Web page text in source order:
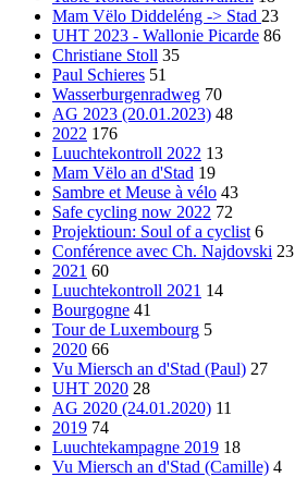
Mam Vëlo Diddeléng -> Stad 23
UHT 2023 - Wallonie Picarde 86
Christiane Stoll 35
Paul Schieres 51
Wasserburgenradweg 70
AG 2023 (20.01.2023) 48
2022 176
Luuchtekontroll 2022 13
Mam Vëlo an d'Stad 19
Sambre et Meuse à vélo 43
Safe cycling now 2022 72
Projektioun: Soul of a cyclist 6
Conférence avec Ch. Najdovski 23
2021 60
Luuchtekontroll 2021 14
Bourgogne 41
Tour de Luxembourg 5
2020 66
Vu Miersch an d'Stad (Paul) 27
UHT 2020 28
AG 2020 (24.01.2020) 11
2019 74
Luuchtekampagne 2019 18
Vu Miersch an d'Stad (Camille) 4